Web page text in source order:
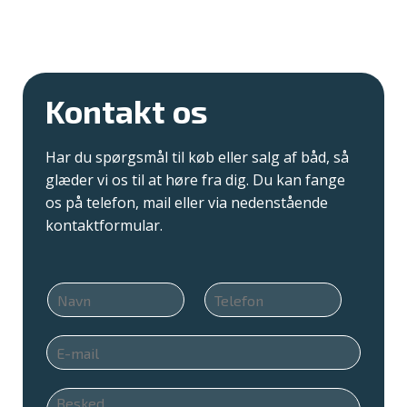
Kontakt os
Har du spørgsmål til køb eller salg af båd, så
glæder vi os til at høre fra dig. Du kan fange
os på telefon, mail eller via nedenstående
kontaktformular.
N
a
n
*
T
e
E
m
iB